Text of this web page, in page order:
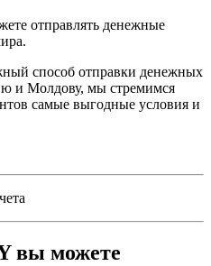
отправлять денежные
способ отправки денежных
и Молдову, мы стремимся
самые выгодные условия и
вы можете